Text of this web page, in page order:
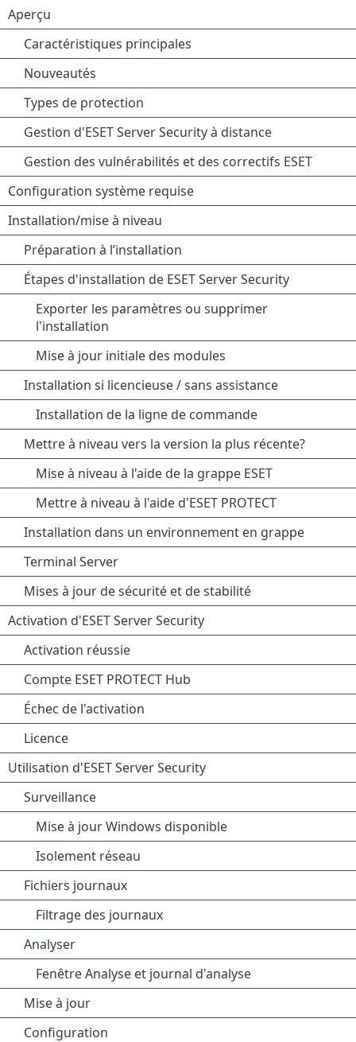
Aperçu
Caractéristiques principales
Nouveautés
Types de protection
Gestion d'ESET Server Security à distance
Gestion des vulnérabilités et des correctifs ESET
Configuration système requise
Installation/mise à niveau
Préparation à l’installation
Étapes d'installation de ESET Server Security
Exporter les paramètres ou supprimer
l'installation
Mise à jour initiale des modules
Installation si licencieuse / sans assistance
Installation de la ligne de commande
Mettre à niveau vers la version la plus récente?
Mise à niveau à l'aide de la grappe ESET
Mettre à niveau à l'aide d'ESET PROTECT
Installation dans un environnement en grappe
Terminal Server
Mises à jour de sécurité et de stabilité
Activation d'ESET Server Security
Activation réussie
Compte ESET PROTECT Hub
Échec de l'activation
Licence
Utilisation d'ESET Server Security
Surveillance
Mise à jour Windows disponible
Isolement réseau
Fichiers journaux
Filtrage des journaux
Analyser
Fenêtre Analyse et journal d'analyse
Mise à jour
Configuration